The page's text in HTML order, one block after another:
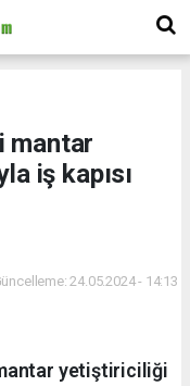
mantar
iş kapısı
24.05.2024 - 14:13
yetiştiriciliği